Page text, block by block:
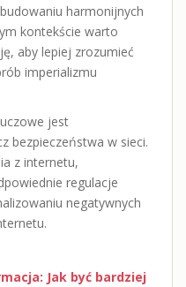
harmonijnych
kontekście warto
aby lepiej zrozumieć
imperializmu
jest
bezpieczeństwa w sieci.
z internetu,
regulacje
negatywnych
Jak być bardziej